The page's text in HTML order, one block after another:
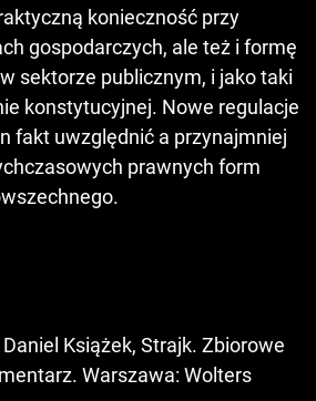
konieczność przy
gospodarczych, ale też i formę
sektorze publicznym, i jako taki
konstytucyjnej. Nowe regulacje
fakt uwzględnić a przynajmniej
prawnych form
Książek, Strajk. Zbiorowe
Warszawa: Wolters